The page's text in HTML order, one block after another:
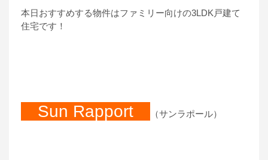
本日おすすめする物件はファミリー向けの3LDK戸建て
住宅です！
Sun Rapport （サンラポール）